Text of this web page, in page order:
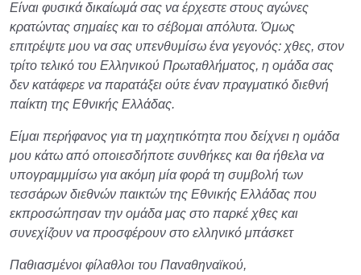
Είναι φυσικά δικαίωμά σας να έρχεστε στους αγώνες
κρατώντας σημαίες και το σέβομαι απόλυτα. Όμως
επιτρέψτε μου να σας υπενθυμίσω ένα γεγονός: χθες, στον
τρίτο τελικό του Ελληνικού Πρωταθλήματος, η ομάδα σας
δεν κατάφερε να παρατάξει ούτε έναν πραγματικό διεθνή
παίκτη της Εθνικής Ελλάδας.
Είμαι περήφανος για τη μαχητικότητα που δείχνει η ομάδα
μου κάτω από οποιεσδήποτε συνθήκες και θα ήθελα να
υπογραμμμίσω για ακόμη μία φορά τη συμβολή των
τεσσάρων διεθνών παικτών της Εθνικής Ελλάδας που
εκπροσώπησαν την ομάδα μας στο παρκέ χθες και
συνεχίζουν να προσφέρουν στο ελληνικό μπάσκετ
Παθιασμένοι φίλαθλοι του Παναθηναϊκού,